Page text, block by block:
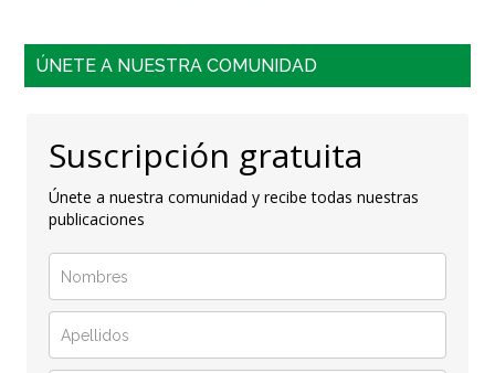
ÚNETE A NUESTRA COMUNIDAD
Suscripción gratuita
Únete a nuestra comunidad y recibe todas nuestras
publicaciones